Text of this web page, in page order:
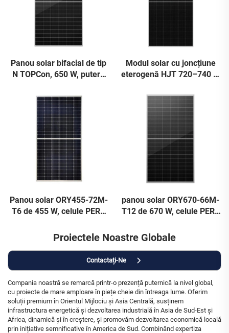
Panou solar bifacial de tip
N TOPCon, 650 W, putere
eficientă a energiei pentru
un randament optim
Modul solar cu joncțiune
eterogenă HJT 720–740 W
eficiență 23,82 %
Panou solar ORY455-72M-
T6 de 455 W, celule PERC
argintie, garanție de 25 de
panou solar ORY670-66M-
T12 de 670 W, celule PERC
de ani
Proiectele Noastre Globale
Contactați-Ne
Compania noastră se remarcă printr-o prezență puternică la nivel global,
cu proiecte de mare amploare în piețe cheie din întreaga lume. Oferim
soluții premium în Orientul Mijlociu și Asia Centrală, susținem
infrastructura energetică și dezvoltarea industrială în Asia de Sud-Est și
Africa, dinamică și în creștere, și promovăm dezvoltarea economică locală
prin inițiative semnificative în America de Sud. Combinând expertiza